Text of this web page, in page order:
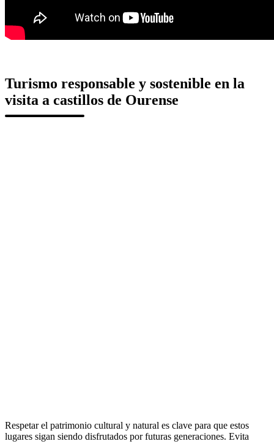
Turismo responsable y sostenible en la
visita a castillos de Ourense
Respetar el patrimonio cultural y natural es clave para que estos
lugares sigan siendo disfrutados por futuras generaciones. Evita